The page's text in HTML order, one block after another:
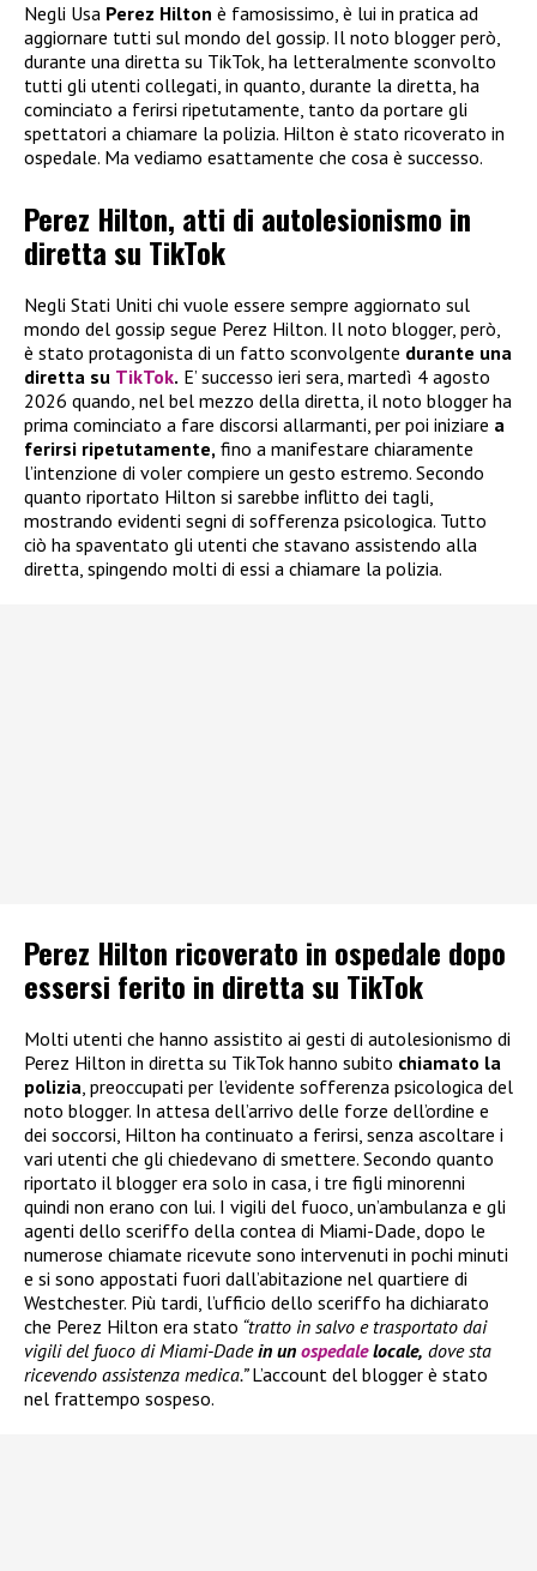
Negli Usa Perez Hilton è famosissimo, è lui in pratica ad
aggiornare tutti sul mondo del gossip. Il noto blogger però,
durante una diretta su TikTok, ha letteralmente sconvolto
tutti gli utenti collegati, in quanto, durante la diretta, ha
cominciato a ferirsi ripetutamente, tanto da portare gli
spettatori a chiamare la polizia. Hilton è stato ricoverato in
ospedale. Ma vediamo esattamente che cosa è successo.
Perez Hilton, atti di autolesionismo in
diretta su TikTok
Negli Stati Uniti chi vuole essere sempre aggiornato sul
mondo del gossip segue Perez Hilton. Il noto blogger, però,
è stato protagonista di un fatto sconvolgente durante una
diretta su TikTok. E’ successo ieri sera, martedì 4 agosto
2026 quando, nel bel mezzo della diretta, il noto blogger ha
prima cominciato a fare discorsi allarmanti, per poi iniziare a
ferirsi ripetutamente, fino a manifestare chiaramente
l’intenzione di voler compiere un gesto estremo. Secondo
quanto riportato Hilton si sarebbe inflitto dei tagli,
mostrando evidenti segni di sofferenza psicologica. Tutto
ciò ha spaventato gli utenti che stavano assistendo alla
diretta, spingendo molti di essi a chiamare la polizia.
Perez Hilton ricoverato in ospedale dopo
essersi ferito in diretta su TikTok
Molti utenti che hanno assistito ai gesti di autolesionismo di
Perez Hilton in diretta su TikTok hanno subito chiamato la
polizia, preoccupati per l’evidente sofferenza psicologica del
noto blogger. In attesa dell’arrivo delle forze dell’ordine e
dei soccorsi, Hilton ha continuato a ferirsi, senza ascoltare i
vari utenti che gli chiedevano di smettere. Secondo quanto
riportato il blogger era solo in casa, i tre figli minorenni
quindi non erano con lui. I vigili del fuoco, un’ambulanza e gli
agenti dello sceriffo della contea di Miami-Dade, dopo le
numerose chiamate ricevute sono intervenuti in pochi minuti
e si sono appostati fuori dall’abitazione nel quartiere di
Westchester. Più tardi, l’ufficio dello sceriffo ha dichiarato
che Perez Hilton era stato “tratto in salvo e trasportato dai
vigili del fuoco di Miami-Dadein un ospedalelocale, dove sta
ricevendo assistenza medica.”L’account del blogger è stato
nel frattempo sospeso.